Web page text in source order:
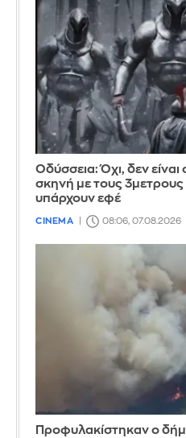
Οδύσσεια: Όχι, δεν
σκηνή με τους 3μετρους
υπάρχουν εφέ
CINEMA 08:06, 07.08.2026
Προφυλακίστηκαν ο